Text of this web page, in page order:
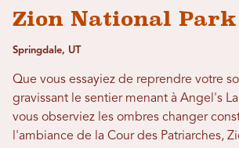
Zion National Park
Springdale, UT
Que vous essayiez de reprendre votre
gravissant le sentier menant à Angel's
vous observiez les ombres changer
l'ambiance de la Cour des Patriarches,